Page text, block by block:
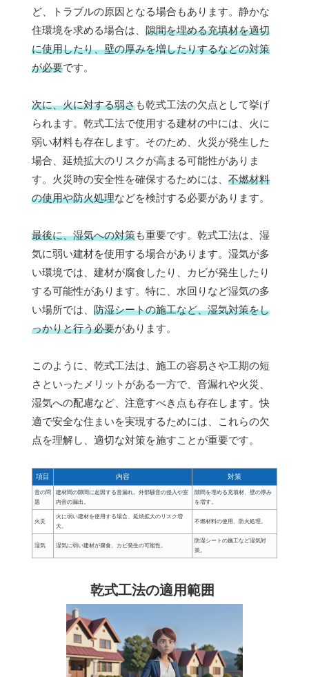
ど、トラブルの原因となる場合もあります。静かな
住環境を求める場合は、 隙間を埋める充填材を適切
に使用したり、壁の厚みを増したりするなどの対策
が必要です。
次に、火に対する弱さも乾式工法の欠点として挙げ
られます。乾式工法で使用する建材の中には、火に
弱い材料も存在します。そのため、火災が発生した
場合、延焼拡大のリスクが高まる可能性がありま
す。火災時の安全性を確保するためには、 不燃材料
の使用や防火処理などを検討する必要があります。
最後に、湿気への対策も重要です。乾式工法は、湿
気に弱い建材を使用する場合があります。湿気が多
い環境では、建材が腐食したり、カビが発生したり
する可能性があります。特に、水回りなど湿気の多
い場所では、 防湿シートの施工など、湿気対策をし
っかりと行う必要があります。
このように、乾式工法は、施工の容易さや工期の短
さといったメリットがある一方で、音漏れや火災、
湿気への配慮など、注意すべき点も存在します。快
適で安全な住まいを実現するためには、これらの欠
点を理解し、適切な対策を施すことが重要です。
項目 内容 対策
音の問
題
建材間の隙間に起因する音漏れ。外部騒音の侵入や室
内音の漏出。
隙間を埋める充填材、壁の厚み
を増す。
火災
火に弱い建材を使用する場合、延焼拡大のリスク増
大。
不燃材料の使用、防火処理。
湿気 湿気に弱い建材が腐食、カビ発生の可能性。
防湿シートの施工など湿気対
策。
乾式工法の適用範囲